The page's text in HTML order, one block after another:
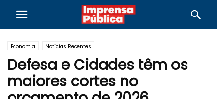
Economia Notícias Recentes
Defesa e Cidades têm os
maiores cortes no